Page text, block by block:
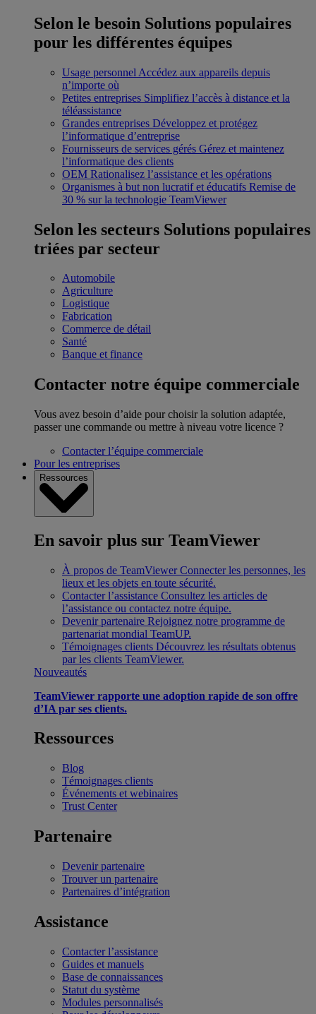
Selon le besoin Solutions populaires
pour les différentes équipes
Usage personnel Accédez aux appareils depuis
n’importe où
Petites entreprises Simplifiez l’accès à distance et la
téléassistance
Grandes entreprises Développez et protégez
l’informatique d’entreprise
Fournisseurs de services gérés Gérez et maintenez
l’informatique des clients
OEM Rationalisez l’assistance et les opérations
Organismes à but non lucratif et éducatifs Remise de
30 % sur la technologie TeamViewer
Selon les secteurs Solutions populaires
triées par secteur
Automobile
Agriculture
Logistique
Fabrication
Commerce de détail
Santé
Banque et finance
Contacter notre équipe commerciale
Vous avez besoin d’aide pour choisir la solution adaptée,
passer une commande ou mettre à niveau votre licence ?
Contacter l’équipe commerciale
Pour les entreprises
Ressources
En savoir plus sur TeamViewer
À propos de TeamViewer Connecter les personnes, les
lieux et les objets en toute sécurité.
Contacter l’assistance Consultez les articles de
l’assistance ou contactez notre équipe.
Devenir partenaire Rejoignez notre programme de
partenariat mondial TeamUP.
Témoignages clients Découvrez les résultats obtenus
par les clients TeamViewer.
Nouveautés
TeamViewer rapporte une adoption rapide de son offre
d’IA par ses clients.
Ressources
Blog
Témoignages clients
Événements et webinaires
Trust Center
Partenaire
Devenir partenaire
Trouver un partenaire
Partenaires d’intégration
Assistance
Contacter l’assistance
Guides et manuels
Base de connaissances
Statut du système
Modules personnalisés